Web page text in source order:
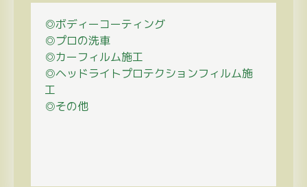
◎ボディーコーティング
◎プロの洗車
◎カーフィルム施工
◎ヘッドライトプロテクションフィルム施
工
◎その他